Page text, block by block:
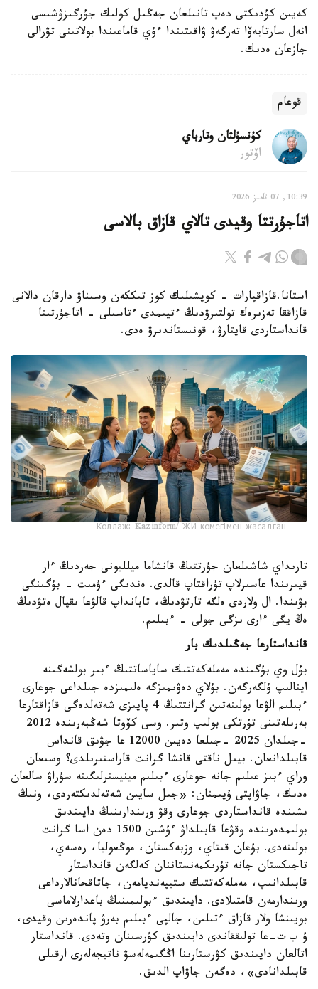
كەيىن كۇدىكتى دەپ تانىلعان جەڭىل كولىك جۇرگىزۋشىسى
انەل سارتايەۆا تەرگەۋ ۋاقىتىندا ءۇي قاماعىندا بولاتىنى تۋرالى
جازعان ەدىك.
قوعام
كۇنسۇلتان وتارباي
اۆتور
10:39, 07 تامىز 2026
اتاجۇرتتا وقيدى تالاي قازاق بالاسى
استانا.قازاقپارات - كوپشىلىك كوز تىككەن وسىناۋ دارقان دالانى
قازاققا تەزىرەك تولتىرۋدىڭ ءتيىمدى ءتاسىلى - اتاجۇرتىنا
قانداستاردى قايتارۋ، قونىستاندىرۋ ەدى.
Коллаж: Kazinform/ ЖИ көмегімен жасалған
تارىداي شاشىلعان جۇرتتىڭ قانشاما ميلليونى جەردىڭ ءار
قيىرىندا عاسىرلاپ تۇراقتاپ قالدى. ەندىگى ءۇمىت - بۇگىنگى
بۋىندا. ال ولاردى ەلگە تارتۋدىڭ، تابانداپ قالۋعا ىقپال ەتۋدىڭ
ەڭ يگى ءارى ىزگى جولى - ءبىلىم.
قانداستارعا جەڭىلدىك بار
بۇل وي بۇگىندە مەملەكەتتىك ساياساتتىڭ ءبىر بولشەگىنە
اينالىپ ۇلگەرگەن. بۇلاي دەۋىمىزگە ەلىمىزدە جىلداعى جوعارى
ءبىلىم الۋعا بولىنەتىن گرانتتىڭ 4 پايىزى شەتەلدەگى قازاقتارعا
بەرىلەتىنى تۇرتكى بولىپ وتىر. وسى كۆوتا شەڭبەرىندە 2012
-جىلدان 2025 -جىلعا دەيىن 12000 عا جۋىق قانداس
قابىلدانعان. بيىل ناقتى قانشا گرانت قاراستىرىلدى؟ وسىعان
وراي ءبىز عىلىم جانە جوعارى ءبىلىم مينيسترلىگىنە سۇراۋ سالعان
ەدىك، جاۋاپتى ۇيىمنان: «جىل سايىن شەتەلدىكتەردى، ونىڭ
ىشىندە قانداستاردى جوعارى وقۋ ورىندارىنىڭ دايىندىق
بولىمدەرىندە وقۋعا قابىلداۋ ءۇشىن 1500 دەن اسا گرانت
بولىنەدى. بۇعان قىتاي، وزبەكستان، موڭعوليا، رەسەي،
تاجىكستان جانە تۇرىكمەنستاننان كەلگەن قانداستار
قابىلدانىپ، مەملەكەتتىك ستيپەنديامەن، جاتاقحانالارداعى
ورىندارمەن قامتىلادى. دايىندىق ءبولىمىنىڭ باعدارلاماسى
بويىنشا ولار قازاق ءتىلىن، جالپى ءبىلىم بەرۋ پاندەرىن وقيدى،
ۇ ب ت-عا تولىققاندى دايىندىق كۋرسىنان وتەدى. قانداستار
اتالعان دايىندىق كۋرستارىنا اڭگىمەلەسۋ ناتيجەلەرى ارقىلى
قابىلدانادى»، دەگەن جاۋاپ الدىق.